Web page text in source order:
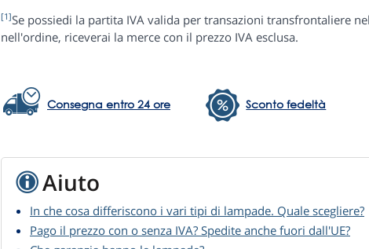
[1]Se possiedi la partita IVA valida per transazioni transfrontaliere
nell'ordine, riceverai la merce con il prezzo IVA esclusa.
Consegna entro 24 ore Sconto fedeltà
Aiuto
In che cosa differiscono i vari tipi di lampade. Quale scegliere?
Pago il prezzo con o senza IVA? Spedite anche fuori dall'UE?